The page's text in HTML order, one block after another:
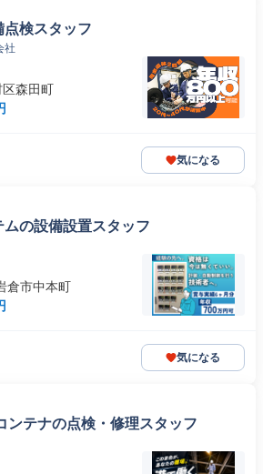
検スタッフ
社
森田町
気になる
の設備設置スタッフ
倉市中本町
気になる
ンテナの点検・修理スタッフ